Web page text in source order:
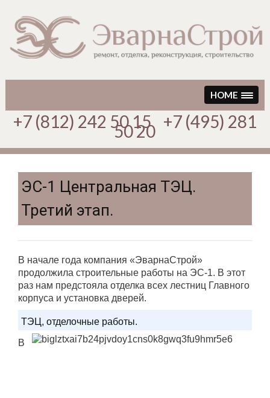
HOME
+7 (812) 242 50 15 +7 (495) 281
50 20
ЭС-1 Центральная ТЭЦ.
Третий этап.
В начале года компания «ЭварнаCтрой»
продолжила строительные работы на ЭC-1. В этот
раз нам предстояла отделка всех лестниц Главного
корпуса и установка дверей.
ТЭЦ, отделочные работы.
В